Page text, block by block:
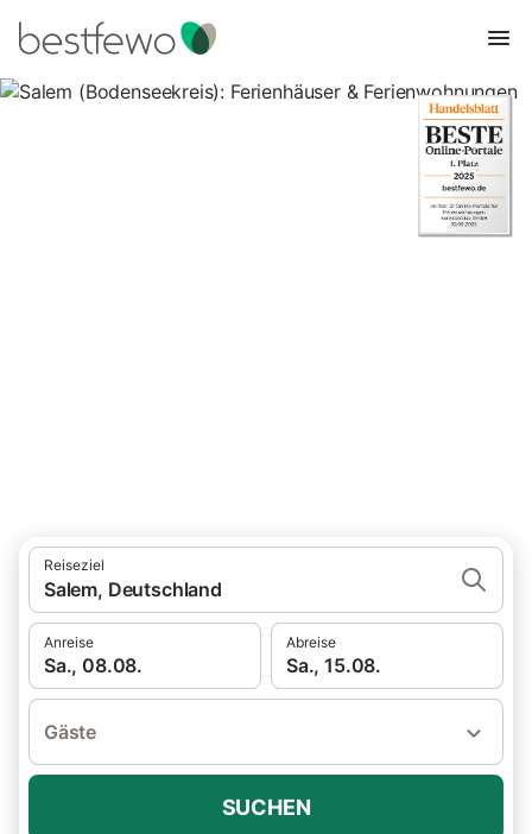
Reiseziel
Salem, Deutschland
Anreise
Sa., 08.08.
Abreise
Sa., 15.08.
Gäste
SUCHEN